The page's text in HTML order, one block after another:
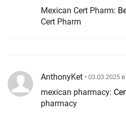
Mexican Cert Pharm:
Cert Pharm
AnthonyKet • 03.03.2025
mexican pharmacy:
pharmacy